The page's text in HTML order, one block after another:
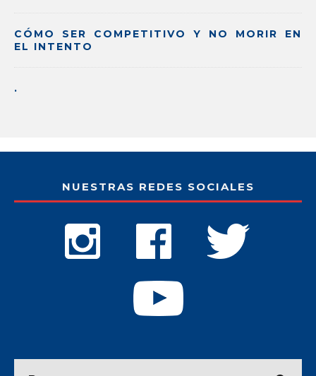
CÓMO SER COMPETITIVO Y NO MORIR EN
EL INTENTO
.
NUESTRAS REDES SOCIALES